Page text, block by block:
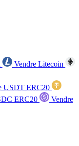
Vendre Litecoin
USDT ERC20
ERC20
Vendre